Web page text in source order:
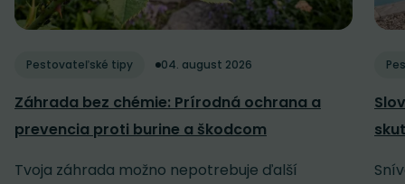
Pestovateľské tipy 04. august 2026
Záhrada bez chémie: Prírodná ochrana a
prevencia proti burine a škodcom
Tvoja záhrada možno nepotrebuje ďalší